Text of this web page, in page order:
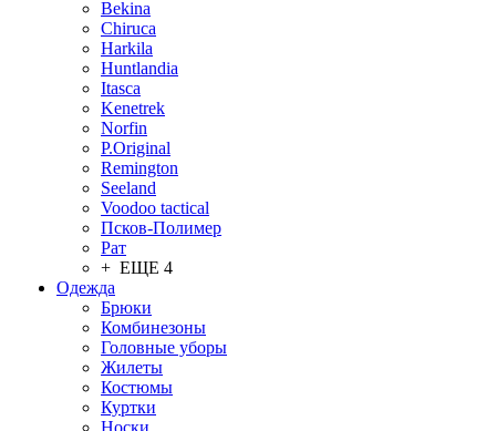
Bekina
Chiruсa
Harkila
Huntlandia
Itasca
Kenetrek
Norfin
P.Original
Remington
Seeland
Voodoo tactical
Псков-Полимер
Рат
+ ЕЩЕ 4
Одежда
Брюки
Комбинезоны
Головные уборы
Жилеты
Костюмы
Куртки
Носки